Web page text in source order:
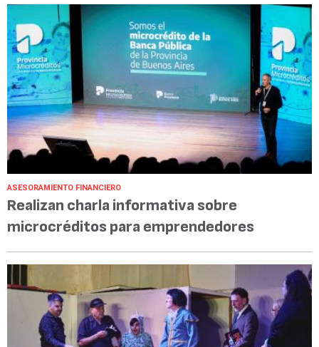
ASESORAMIENTO FINANCIERO
Realizan charla informativa sobre
microcréditos para emprendedores